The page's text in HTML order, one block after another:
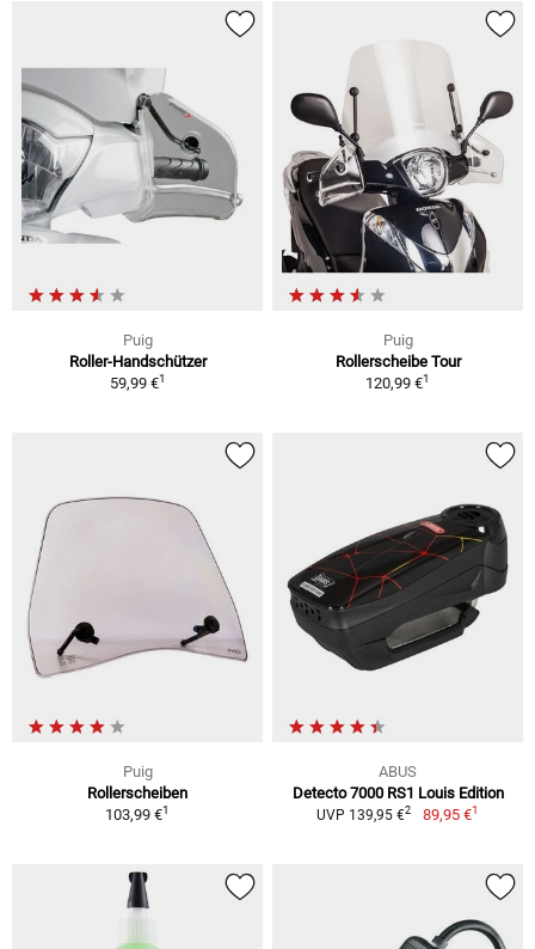
Puig
Roller-Handschützer
59,99 €1
Puig
Rollerscheibe Tour
120,99 €1
Puig
Rollerscheiben
103,99 €1
ABUS
Detecto 7000 RS1 Louis Edition
UVP 139,95 €2 89,95 €1